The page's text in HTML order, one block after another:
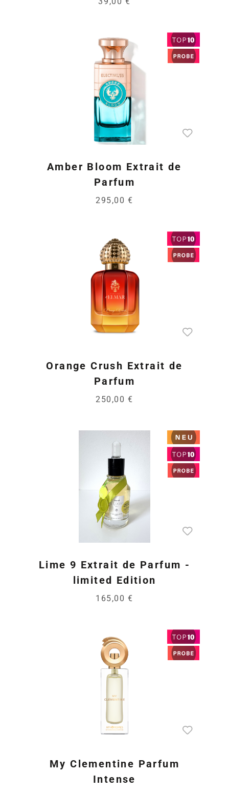
Amber Bloom Extrait de
Parfum
295,00 €
Orange Crush Extrait de
Parfum
250,00 €
Lime 9 Extrait de Parfum -
limited Edition
165,00 €
My Clementine Parfum
Intense